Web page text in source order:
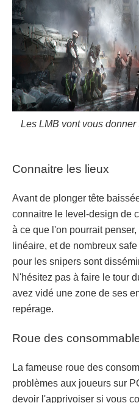
Les LMB vont vous
Connaitre les lieux
Avant de plonger tête
connaitre le level-design de
à ce que l'on pourrait
linéaire, et de nombreux
pour les snipers sont
N'hésitez pas à faire le tour
avez vidé une zone de ses
repérage.
Roue des
La fameuse roue des
problèmes aux joueurs sur
devoir l'apprivoiser si vous